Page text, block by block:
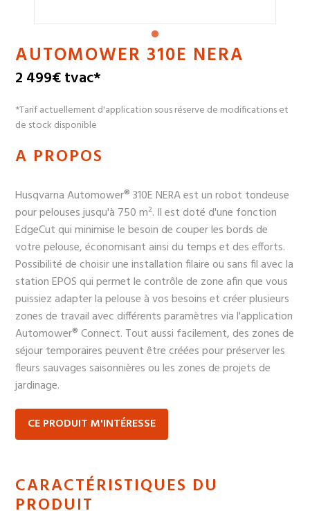
AUTOMOWER 310E NERA
2 499€ tvac*
*Tarif actuellement d'application sous réserve de modifications et
de stock disponible
A PROPOS
Husqvarna Automower® 310E NERA est un robot tondeuse
pour pelouses jusqu'à 750 m². Il est doté d'une fonction
EdgeCut qui minimise le besoin de couper les bords de
votre pelouse, économisant ainsi du temps et des efforts.
Possibilité de choisir une installation filaire ou sans fil avec la
station EPOS qui permet le contrôle de zone afin que vous
puissiez adapter la pelouse à vos besoins et créer plusieurs
zones de travail avec différents paramètres via l'application
Automower® Connect. Tout aussi facilement, des zones de
séjour temporaires peuvent être créées pour préserver les
fleurs sauvages saisonnières ou les zones de projets de
jardinage.
CE PRODUIT M'INTÉRESSE
CARACTÉRISTIQUES DU
PRODUIT